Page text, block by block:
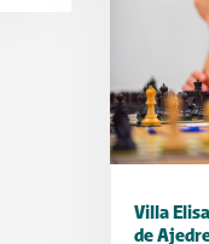
Villa
de